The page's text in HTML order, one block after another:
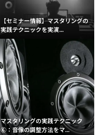
【セミナー情報】マスタリングの
実践テクニックを実演...
マスタリングの実践テクニック
⑥：音像の調整方法をマ...